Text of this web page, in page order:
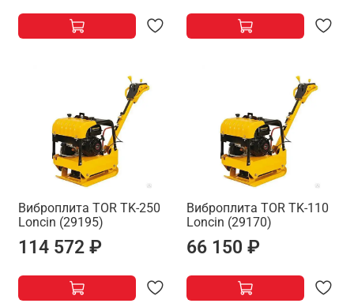
Виброплита TOR TK-250
Loncin (29195)
114 572 ₽
Виброплита TOR TK-110
Loncin (29170)
66 150 ₽